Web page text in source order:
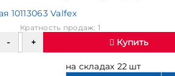
10113063 Valfex
Кратность продаж: 1
Купить
на складах 22 шт